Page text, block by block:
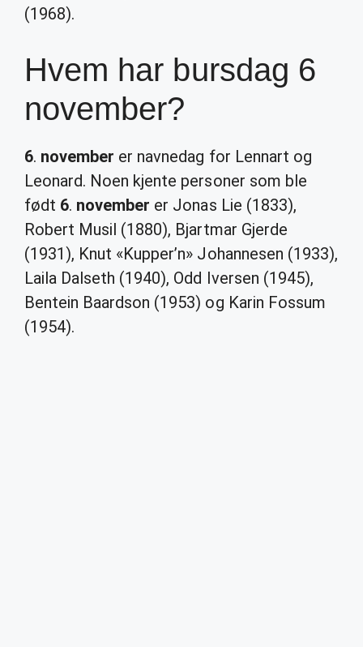
(1968).
Hvem har bursdag 6
november?
6. november er navnedag for Lennart og
Leonard. Noen kjente personer som ble
født 6. november er Jonas Lie (1833),
Robert Musil (1880), Bjartmar Gjerde
(1931), Knut «Kupper’n» Johannesen (1933),
Laila Dalseth (1940), Odd Iversen (1945),
Bentein Baardson (1953) og Karin Fossum
(1954).